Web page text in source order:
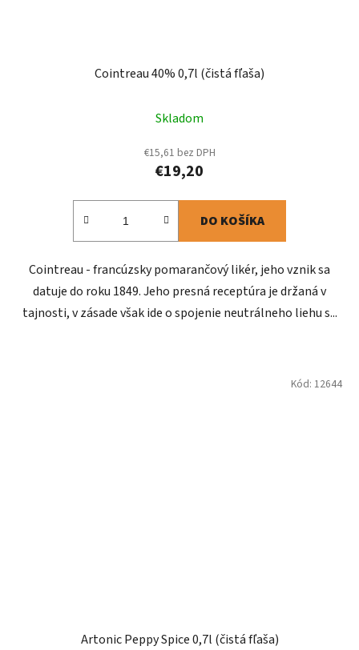
Cointreau 40% 0,7l (čistá fľaša)
Skladom
€15,61 bez DPH
€19,20
DO KOŠÍKA
Cointreau - francúzsky pomarančový likér, jeho vznik sa
datuje do roku 1849. Jeho presná receptúra je držaná v
tajnosti, v zásade však ide o spojenie neutrálneho liehu s...
Artonic Peppy Spice 0,7l (čistá fľaša)
Kód: 12644